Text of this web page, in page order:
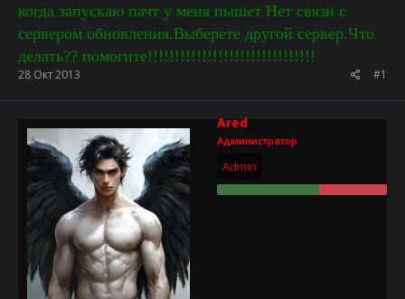
когда запускаю пачт у меня пышет Нет связи с
сервером обновления.Выберете другой сервер.Что
делать?? помогите!!!!!!!!!!!!!!!!!!!!!!!!!!!!!!!
28 Окт 2013 #1
Ared
Администратор
Admin